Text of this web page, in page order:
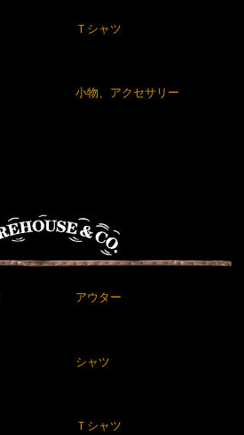
Ｔシャツ
小物、アクセサリー
アウター
シャツ
Ｔシャツ